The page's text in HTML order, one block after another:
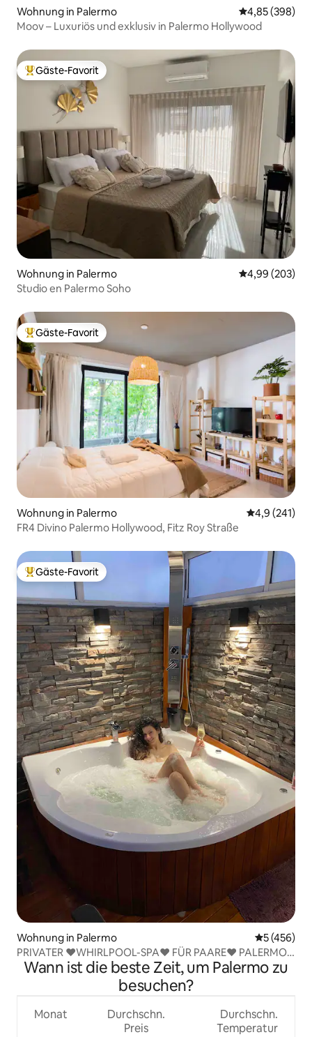
Wohnung in Palermo
4,85 (398)
Moov – Luxuriös und exklusiv in Palermo Hollywood
Beliebter Gäste-Favorit.
Gäste-Favorit
Wohnung in Palermo
4,99 (203)
Studio en Palermo Soho
Beliebter Gäste-Favorit.
Gäste-Favorit
Wohnung in Palermo
4,9 (241)
FR4 Divino Palermo Hollywood, Fitz Roy Straße
Beliebter Gäste-Favorit.
Gäste-Favorit
Wohnung in Palermo
5 (456)
PRIVATER ♥WHIRLPOOL-SPA♥ FÜR PAARE♥ PALERMO
SOHO♥ BESTE LAGE
Wann ist die beste Zeit, um Palermo zu
besuchen?
Monat
Durchschn.
Preis
Durchschn.
Temperatur